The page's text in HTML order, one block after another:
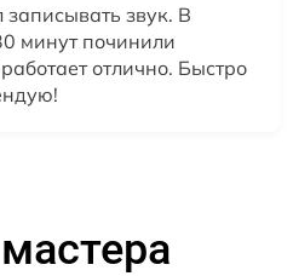
звук. В
минут починили
отлично. Быстро